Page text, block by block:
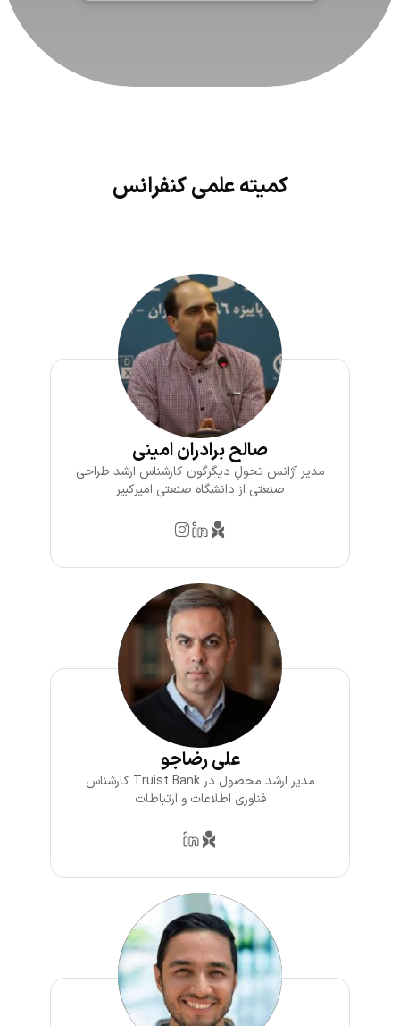
کمیته‌ علمی کنفرانس
صالح برادران امینی
مدیر آژانس تحولِ دیگرگون کارشناس ارشد طراحی
صنعتی از دانشگاه صنعتی امیرکبیر
علی رضاجو
مدیر ارشد محصول در Truist Bank کارشناس
فناوری اطلاعات و ارتباطات